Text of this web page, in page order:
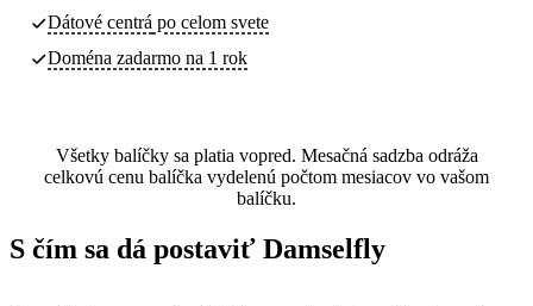
Dátové centrá po celom svete
Doména zadarmo na 1 rok
Všetky balíčky sa platia vopred. Mesačná sadzba odráža
celkovú cenu balíčka vydelenú počtom mesiacov vo vašom
balíčku.
S čím sa dá postaviť Damselfly